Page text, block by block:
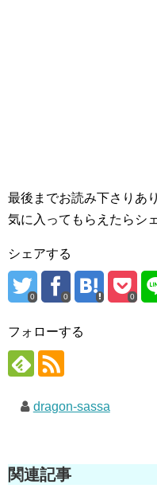
最後までお読み下さりあ
気に入ってもらえたらシ
シェアする
0 0 0
フォローする
dragon-sassa
関連記事